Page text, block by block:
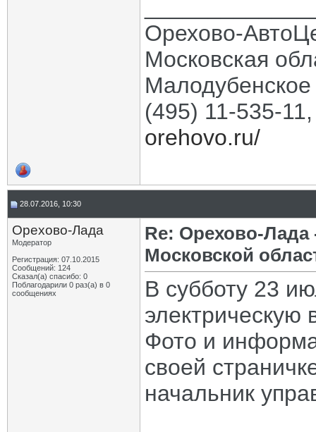
Орехово-
Московская
(495) 11-535-
orehovo.ru/
28.07.2016, 10:30
Орехово-Лада
Модератор
Регистрация: 07.10.2015
Сообщений: 124
Сказал(а) спасибо: 0
Поблагодарили 0 раз(а) в 0
сообщениях
Re: Орехово-
Московской
В субботу 23
электрическую
Фото и
своей
начальник